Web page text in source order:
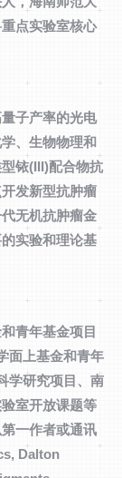
点实验室核心
子产率的光电
、生物物理和
铱(III)配合物抗
发新型抗肿瘤
无机抗肿瘤金
实验和理论基
青年基金项目
面上基金和青年
学研究项目、南
室开放课题等
一作者或通讯
Dalton